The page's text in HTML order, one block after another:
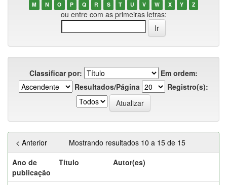
M
N O P Q R S T U V W X Y Z
ou entre com as primeiras letras:
Classificar por:
Em ordem:
Resultados/Página
Registro(s):
Mostrando resultados 10 a 15 de 15
< Anterior
Ano de
publicação
Título Autor(es)